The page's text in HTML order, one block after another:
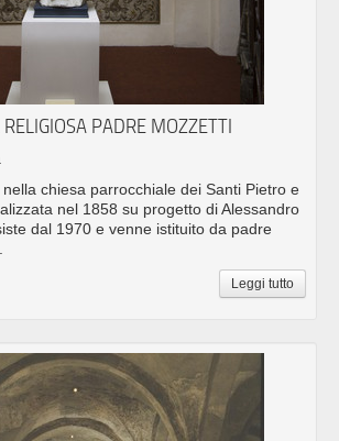
PADRE MOZZETTI
chiesa parrocchiale dei Santi Pietro e
nel 1858 su progetto di Alessandro
dal 1970 e venne istituito da padre
Leggi tutto